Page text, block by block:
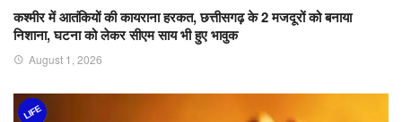
कश्मीर में आतंकियों की कायराना हरकत, छत्तीसगढ़ के 2 मजदूरों को बनाया
निशाना, घटना को लेकर सीएम साय भी हुए भावुक
August 1, 2026
LIFE